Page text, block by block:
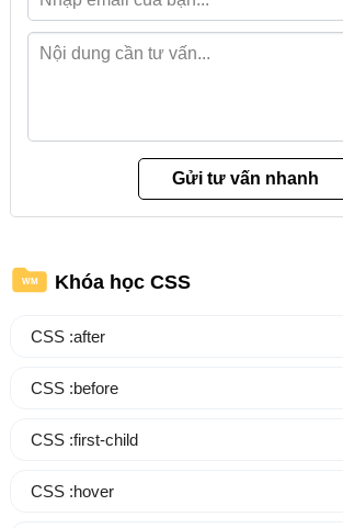
WM Khóa học CSS
CSS :after
CSS :before
CSS :first-child
CSS :hover